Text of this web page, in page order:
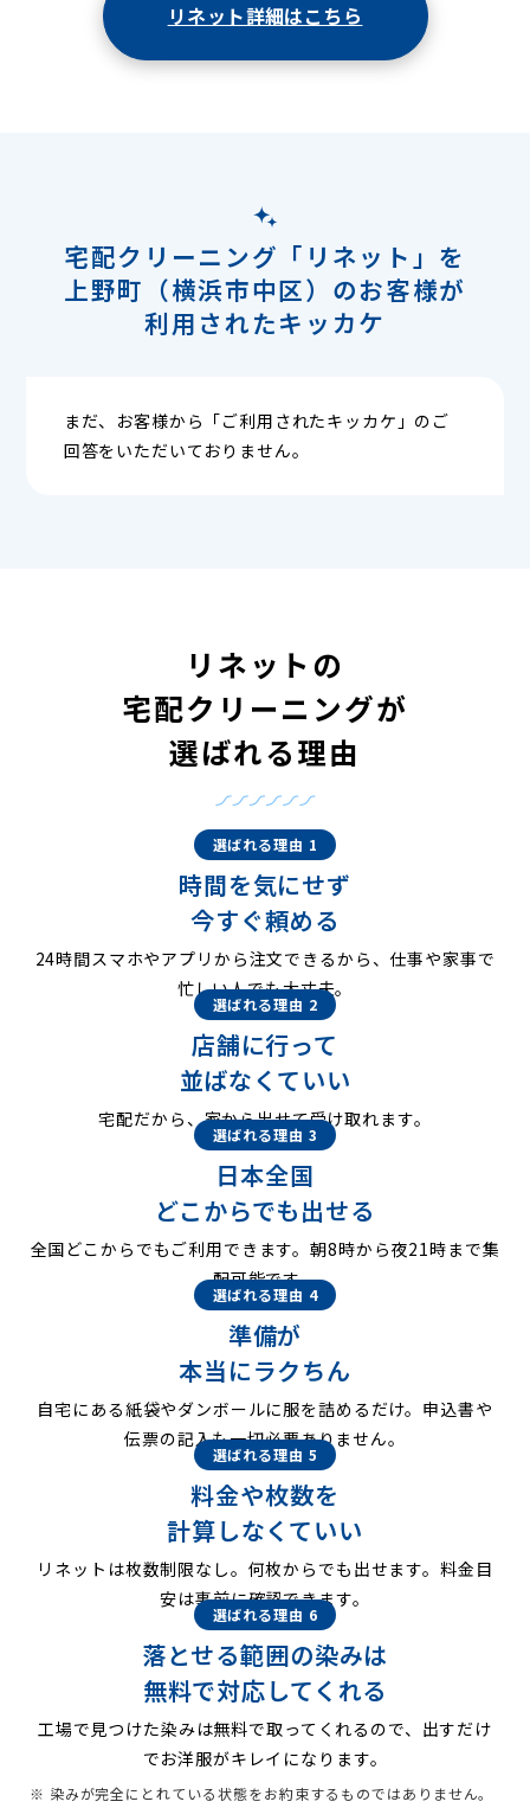
リネット詳細はこちら
宅配クリーニング「リネット」を
上野町（横浜市中区）のお客様が
利用されたキッカケ
まだ、お客様から「ご利用されたキッカケ」のご
回答をいただいておりません。
リネットの
宅配クリーニングが
選ばれる理由
選ばれる理由 1
時間を気にせず
今すぐ頼める
24時間スマホやアプリから注文できるから、仕事や家事で
忙しい人でも大丈夫。
選ばれる理由 2
店舗に行って
並ばなくていい
宅配だから、家から出せて受け取れます。
選ばれる理由 3
日本全国
どこからでも出せる
全国どこからでもご利用できます。朝8時から夜21時まで集
配可能です。
選ばれる理由 4
準備が
本当にラクちん
自宅にある紙袋やダンボールに服を詰めるだけ。申込書や
伝票の記入も一切必要ありません。
選ばれる理由 5
料金や枚数を
計算しなくていい
リネットは枚数制限なし。何枚からでも出せます。料金目
安は事前に確認できます。
選ばれる理由 6
落とせる範囲の染みは
無料で対応してくれる
工場で見つけた染みは無料で取ってくれるので、出すだけ
でお洋服がキレイになります。
※ 染みが完全にとれている状態をお約束するものではありません。